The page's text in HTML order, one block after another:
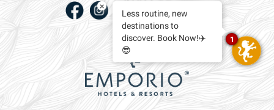
×
Less routine, new
destinations to
discover. Book Now!✈️
😎
1